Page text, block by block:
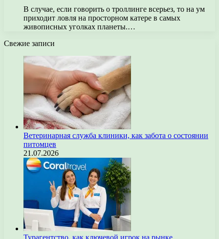
В случае, если говорить о троллинге всерьез, то на ум
приходит ловля на просторном катере в самых
живописных уголках планеты.…
Свежие записи
Ветеринарная служба клиники, как забота о состоянии
питомцев
21.07.2026
Турагентство, как ключевой игрок на рынке